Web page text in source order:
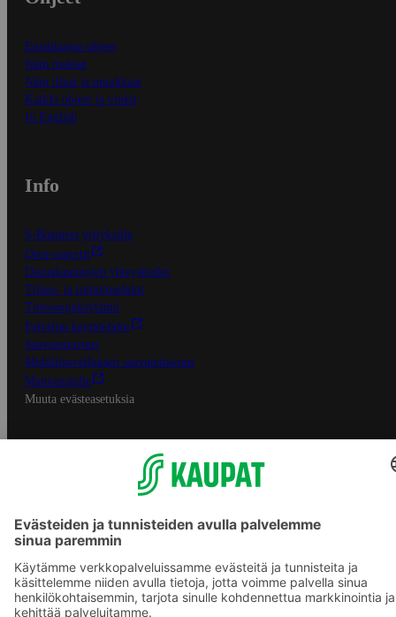
Ensitilaajan ohjeet
Näin maksat
Näin tilaat ja muokkaat
Kaikki ohjeet ja vinkit
In English
Info
S-Business yrityksille
Oiva-raportit
Osuuskauppojen yhteystiedot
Tilaus- ja toimitusehdot
Tietosuojakäytäntö
Palvelun käyttöehdot
Saavutettavuus
Mobiilisovelluksen saavutettavuus
Mainostajalle
Muuta evästeasetuksia
S-ryhmän palvelut
S-ryhmä
Asiakasomistajuus
S-ostoslista -sovellus
Prisma.fi